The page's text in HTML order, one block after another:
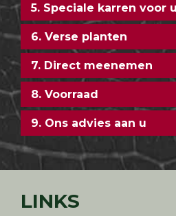
5. Speciale karren voor
6. Verse planten
7. Direct meenemen
8. Voorraad
9. Ons advies aan u
LINKS